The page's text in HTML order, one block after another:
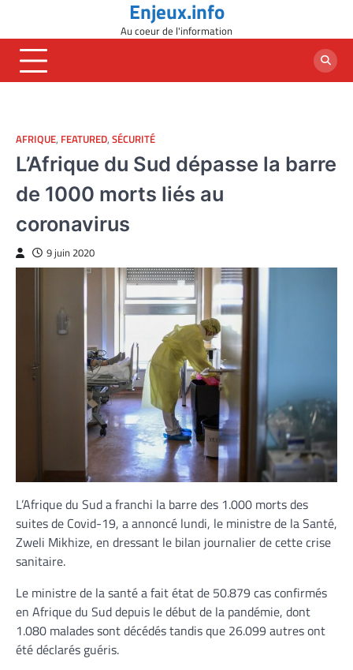
content
Enjeux.info
Au coeur de l'information
AFRIQUE, FEATURED, SÉCURITÉ
L’Afrique du Sud dépasse la barre
de 1000 morts liés au
coronavirus
9 juin 2020
L’Afrique du Sud a franchi la barre des 1.000 morts des
suites de Covid-19, a annoncé lundi, le ministre de la Santé,
Zweli Mikhize, en dressant le bilan journalier de cette crise
sanitaire.
Le ministre de la santé a fait état de 50.879 cas confirmés
en Afrique du Sud depuis le début de la pandémie, dont
1.080 malades sont décédés tandis que 26.099 autres ont
été déclarés guéris.